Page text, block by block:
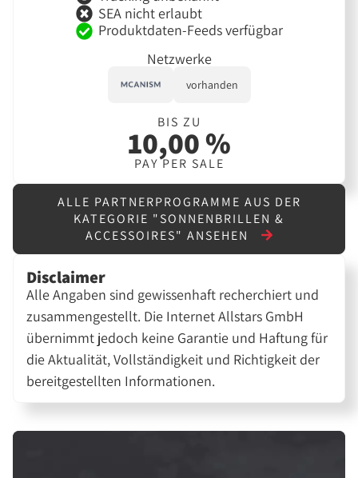
SEA nicht erlaubt
Produktdaten-Feeds verfügbar
Netzwerke
vorhanden
BIS ZU
10,00 %
PAY PER SALE
ALLE PARTNERPROGRAMME AUS DER
KATEGORIE "SONNENBRILLEN &
ACCESSOIRES" ANSEHEN
Disclaimer
Alle Angaben sind gewissenhaft recherchiert und
zusammengestellt. Die Internet Allstars GmbH
übernimmt jedoch keine Garantie und Haftung für
die Aktualität, Vollständigkeit und Richtigkeit der
bereitgestellten Informationen.